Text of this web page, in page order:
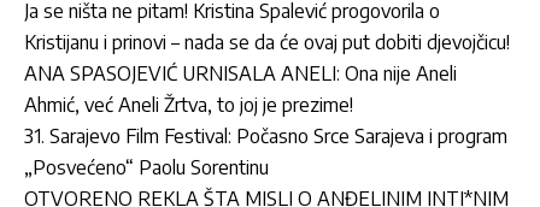
Ja se ništa ne pitam! Kristina Spalević progovorila o
Kristijanu i prinovi – nada se da će ovaj put dobiti djevojčicu!
ANA SPASOJEVIĆ URNISALA ANELI: Ona nije Aneli
Ahmić, već Aneli Žrtva, to joj je prezime!
31. Sarajevo Film Festival: Počasno Srce Sarajeva i program
„Posvećeno“ Paolu Sorentinu
OTVORENO REKLA ŠTA MISLI O ANĐELINIM INTI*NIM